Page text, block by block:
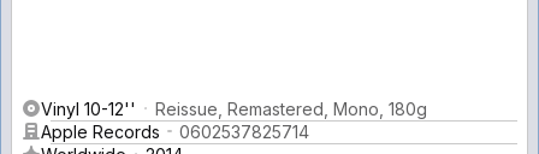
Vinyl 10-12''
Reissue, Remastered, Mono, 180g
Apple Records
0602537825714